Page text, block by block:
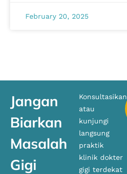
February 20, 2025
Jangan
Biarkan
Masalah
Gigi
Konsultasikan
atau
kunjungi
langsung
praktik
klinik dokter
gigi terdekat